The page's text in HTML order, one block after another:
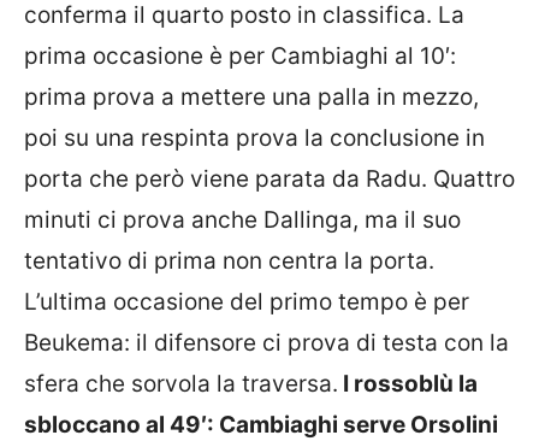
conferma il quarto posto in classifica. La
prima occasione è per Cambiaghi al 10′:
prima prova a mettere una palla in mezzo,
poi su una respinta prova la conclusione in
porta che però viene parata da Radu. Quattro
minuti ci prova anche Dallinga, ma il suo
tentativo di prima non centra la porta.
L’ultima occasione del primo tempo è per
Beukema: il difensore ci prova di testa con la
sfera che sorvola la traversa. I rossoblù la
sbloccano al 49′: Cambiaghi serve Orsolini